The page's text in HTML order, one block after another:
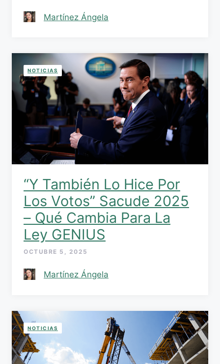
Martínez Ángela
NOTICIAS
“Y También Lo Hice Por
Los Votos” Sacude 2025
– Qué Cambia Para La
Ley GENIUS
OCTUBRE 5, 2025
Martínez Ángela
NOTICIAS